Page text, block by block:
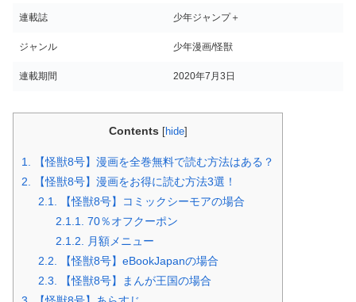
連載誌 少年ジャンプ＋
ジャンル 少年漫画/怪獣
連載期間 2020年7月3日
Contents [hide]
1.
【怪獣8号】漫画を全巻無料で読む方法はある？
2.
【怪獣8号】漫画をお得に読む方法3選！
2.1.
【怪獣8号】コミックシーモアの場合
2.1.1.
70％オフクーポン
2.1.2.
月額メニュー
2.2.
【怪獣8号】eBookJapanの場合
2.3.
【怪獣8号】まんが王国の場合